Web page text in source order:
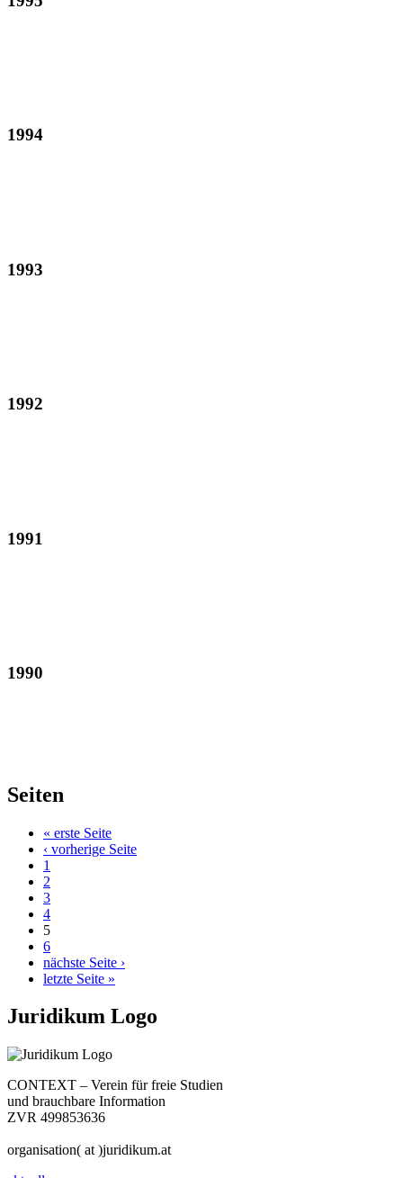
1994
1993
1992
1991
1990
Seiten
« erste Seite
‹ vorherige Seite
1
2
3
4
5
6
nächste Seite ›
letzte Seite »
Juridikum Logo
CONTEXT – Verein für freie Studien
und brauchbare Information
ZVR 499853636
organisation( at )juridikum.at